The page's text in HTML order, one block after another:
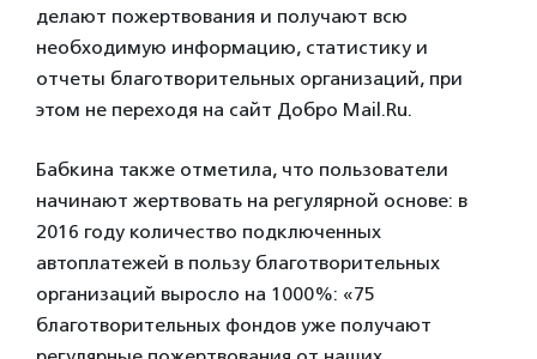
делают пожертвования и получают всю
необходимую информацию, статистику и
отчеты благотворительных организаций, при
этом не переходя на сайт Добро Mail.Ru.
Бабкина также отметила, что пользователи
начинают жертвовать на регулярной основе: в
2016 году количество подключенных
автоплатежей в пользу благотворительных
организаций выросло на 1000%: «75
благотворительных фондов уже получают